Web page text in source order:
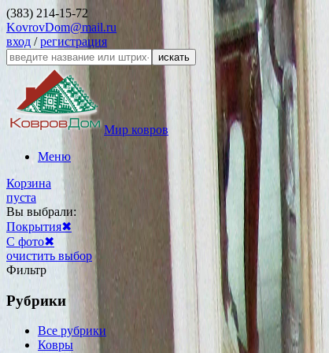
(383) 214-15-72
KovrovDom@mail.ru
вход /регистрация
искать
Мир ковров
Меню
Корзина
пуста
Вы выбрали:
Покрытия✖
С фото✖
очистить выбор
Фильтр
Рубрики
Все рубрики
Ковры